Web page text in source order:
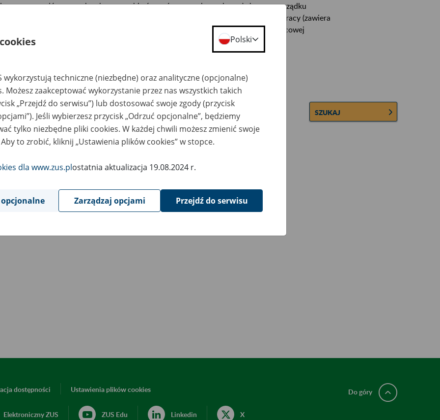
urzędów centralnych oraz archiwów państwowych, zawiera ułożone w porządku
informacje na temat zlikwidowanych bądź przekształconych zakładów pracy (zawiera
informacje o miejscu przechowywania dokumentacji osobowej lub osobowej i płacowej
tych zakładów).
można przesyłać poprzez formularz umieszczony poniżej.
zakładu pracy: SZUKAJ
uwagi można przesyłać poprzezformularz
Wyświetl wszystkie
dostępności Ustawienia plików cookies
Elektroniczny ZUS ZUS Edu Linkedin X
Do góry
Polski
wykorzystują techniczne (niezbędne) oraz analityczne (opcjonalne)
Możesz zaakceptować wykorzystanie przez nas wszystkich takich
„Przejdź do serwisu”) lub dostosować swoje zgody (przycisk
Jeśli wybierzesz przycisk „Odrzuć opcjonalne”, będziemy
tylko niezbędne pliki cookies. W każdej chwili możesz zmienić swoje
to zrobić, kliknij „Ustawienia plików cookies” w stopce.
dla www.zus.plostatnia aktualizacja 19.08.2024 r.
Zarządzaj opcjami Przejdź do serwisu